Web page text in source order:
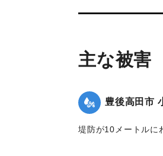
主な被害
豊後高田市
堤防が10メートルに